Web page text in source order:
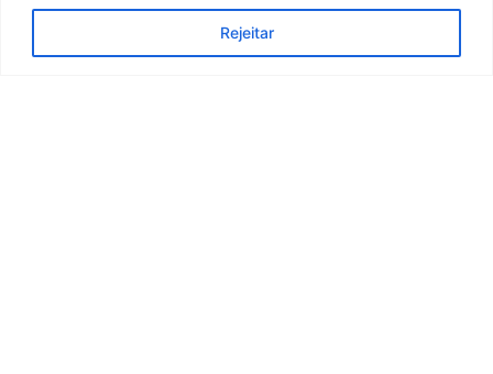
Rejeitar
serviços de solicitação e recebimento de cédula, pagamento
de anuidade, atualização de registro entre outras
necessidades.